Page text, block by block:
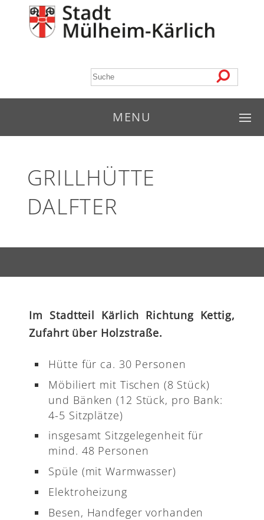
MENU
GRILLHÜTTE
DALFTER
Im Stadtteil Kärlich Richtung Kettig,
Zufahrt über Holzstraße.
Hütte für ca. 30 Personen
Möbiliert mit Tischen (8 Stück)
und Bänken (12 Stück, pro Bank:
4-5 Sitzplätze)
insgesamt Sitzgelegenheit für
mind. 48 Personen
Spüle (mit Warmwasser)
Elektroheizung
Besen, Handfeger vorhanden